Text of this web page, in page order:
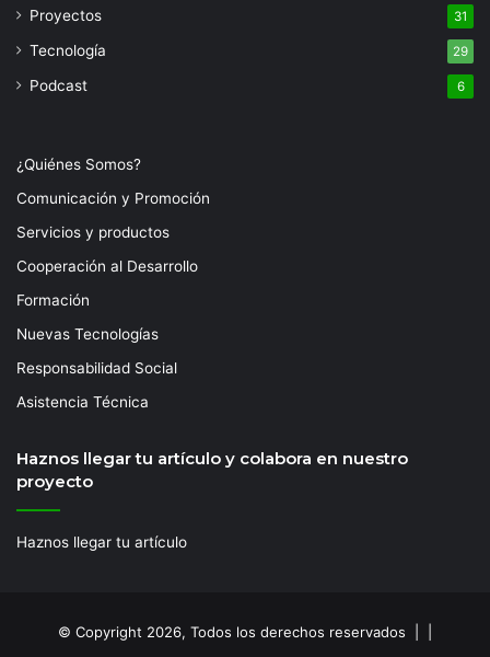
Proyectos 31
Tecnología 29
Podcast 6
¿Quiénes Somos?
Comunicación y Promoción
Servicios y productos
Cooperación al Desarrollo
Formación
Nuevas Tecnologías
Responsabilidad Social
Asistencia Técnica
Haznos llegar tu artículo y colabora en nuestro
proyecto
Haznos llegar tu artículo
© Copyright 2026, Todos los derechos reservados | |